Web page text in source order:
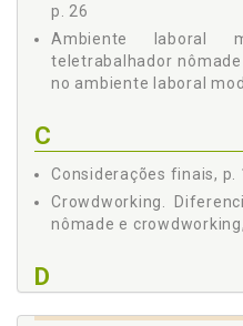
p. 26
Ambiente laboral
teletrabalhador
no ambiente laboral
C
Considerações finais, p.
Crowdworking.
nômade e
D
Desafios do